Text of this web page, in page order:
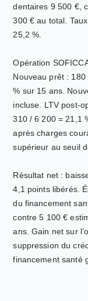
dentaires 9 500 €,
300 € au total.
25,2 %.
Opération
Nouveau prêt :
% sur 15 ans.
incluse. LTV post-
310 / 6 200 = 21,1
après charges
supérieur au seuil
Résultat net :
4,1 points libérés.
du financement
contre 5 100 €
ans. Gain net sur
suppression du
financement santé